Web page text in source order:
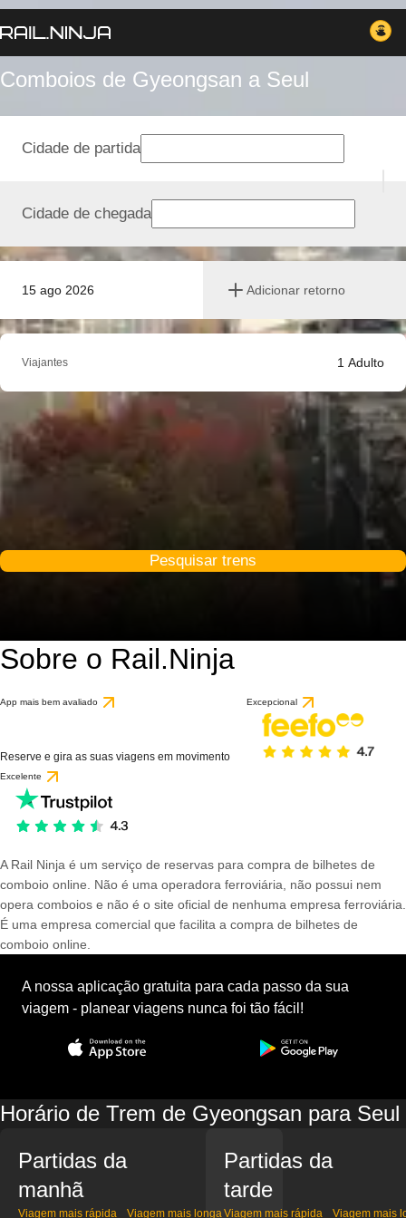
Comboios de Gyeongsan a Seul
15 ago 2026 Adicionar retorno
Cidade de partida
Cidade de chegada
Viajantes 1 Adulto
Pesquisar trens
Sobre o Rail.Ninja
App mais bem avaliado
Reserve e gira as suas viagens em movimento
Excepcional
Excelente
A Rail Ninja é um serviço de reservas para compra de bilhetes de
comboio online. Não é uma operadora ferroviária, não possui nem
opera comboios e não é o site oficial de nenhuma empresa ferroviária.
É uma empresa comercial que facilita a compra de bilhetes de
comboio online.
A nossa aplicação gratuita para cada passo da sua
viagem - planear viagens nunca foi tão fácil!
Horário de Trem de Gyeongsan para Seul
Partidas da
manhã
Viagem mais rápida Viagem mais longa
Partidas da
tarde
Viagem mais rápida Viagem mais